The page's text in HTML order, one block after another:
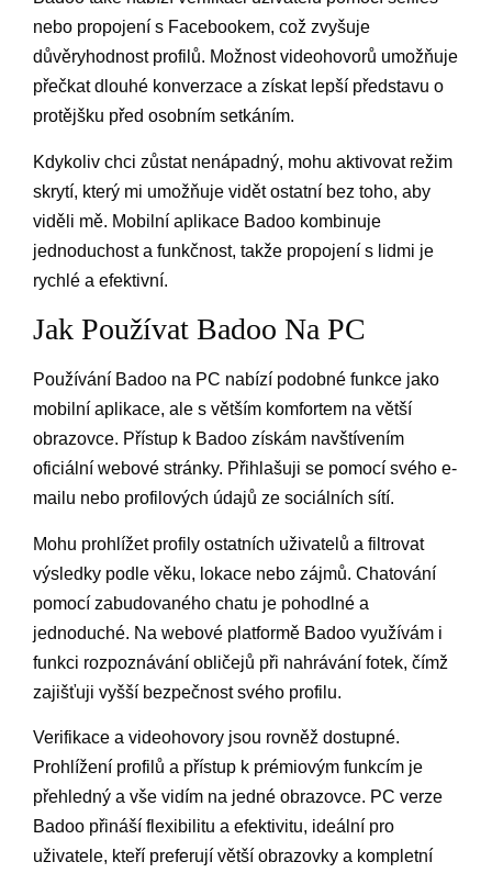
nebo propojení s Facebookem, což zvyšuje
důvěryhodnost profilů. Možnost videohovorů umožňuje
přečkat dlouhé konverzace a získat lepší představu o
protějšku před osobním setkáním.
Kdykoliv chci zůstat nenápadný, mohu aktivovat režim
skrytí, který mi umožňuje vidět ostatní bez toho, aby
viděli mě. Mobilní aplikace Badoo kombinuje
jednoduchost a funkčnost, takže propojení s lidmi je
rychlé a efektivní.
Jak Používat Badoo Na PC
Používání Badoo na PC nabízí podobné funkce jako
mobilní aplikace, ale s větším komfortem na větší
obrazovce. Přístup k Badoo získám navštívením
oficiální webové stránky. Přihlašuji se pomocí svého e-
mailu nebo profilových údajů ze sociálních sítí.
Mohu prohlížet profily ostatních uživatelů a filtrovat
výsledky podle věku, lokace nebo zájmů. Chatování
pomocí zabudovaného chatu je pohodlné a
jednoduché. Na webové platformě Badoo využívám i
funkci rozpoznávání obličejů při nahrávání fotek, čímž
zajišťuji vyšší bezpečnost svého profilu.
Verifikace a videohovory jsou rovněž dostupné.
Prohlížení profilů a přístup k prémiovým funkcím je
přehledný a vše vidím na jedné obrazovce. PC verze
Badoo přináší flexibilitu a efektivitu, ideální pro
uživatele, kteří preferují větší obrazovky a kompletní